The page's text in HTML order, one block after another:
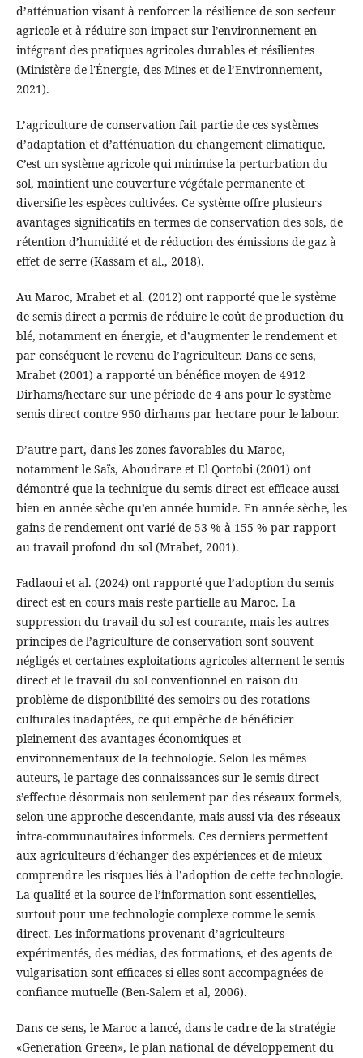
d’atténuation visant à renforcer la résilience de son secteur
agricole et à réduire son impact sur l’environnement en
intégrant des pratiques agricoles durables et résilientes
(Ministère de l'Énergie, des Mines et de l’Environnement,
2021).
L’agriculture de conservation fait partie de ces systèmes
d’adaptation et d’atténuation du changement climatique.
C’est un système agricole qui minimise la perturbation du
sol, maintient une couverture végétale permanente et
diversifie les espèces cultivées. Ce système offre plusieurs
avantages significatifs en termes de conservation des sols, de
rétention d’humidité et de réduction des émissions de gaz à
effet de serre (Kassam et al., 2018).
Au Maroc, Mrabet et al. (2012) ont rapporté que le système
de semis direct a permis de réduire le coût de production du
blé, notamment en énergie, et d’augmenter le rendement et
par conséquent le revenu de l’agriculteur. Dans ce sens,
Mrabet (2001) a rapporté un bénéfice moyen de 4912
Dirhams/hectare sur une période de 4 ans pour le système
semis direct contre 950 dirhams par hectare pour le labour.
D’autre part, dans les zones favorables du Maroc,
notamment le Saïs, Aboudrare et El Qortobi (2001) ont
démontré que la technique du semis direct est efficace aussi
bien en année sèche qu’en année humide. En année sèche, les
gains de rendement ont varié de 53 % à 155 % par rapport
au travail profond du sol (Mrabet, 2001).
Fadlaoui et al. (2024) ont rapporté que l’adoption du semis
direct est en cours mais reste partielle au Maroc. La
suppression du travail du sol est courante, mais les autres
principes de l’agriculture de conservation sont souvent
négligés et certaines exploitations agricoles alternent le semis
direct et le travail du sol conventionnel en raison du
problème de disponibilité des semoirs ou des rotations
culturales inadaptées, ce qui empêche de bénéficier
pleinement des avantages économiques et
environnementaux de la technologie. Selon les mêmes
auteurs, le partage des connaissances sur le semis direct
s’effectue désormais non seulement par des réseaux formels,
selon une approche descendante, mais aussi via des réseaux
intra-communautaires informels. Ces derniers permettent
aux agriculteurs d’échanger des expériences et de mieux
comprendre les risques liés à l’adoption de cette technologie.
La qualité et la source de l’information sont essentielles,
surtout pour une technologie complexe comme le semis
direct. Les informations provenant d’agriculteurs
expérimentés, des médias, des formations, et des agents de
vulgarisation sont efficaces si elles sont accompagnées de
confiance mutuelle (Ben-Salem et al, 2006).
Dans ce sens, le Maroc a lancé, dans le cadre de la stratégie
«Generation Green», le plan national de développement du